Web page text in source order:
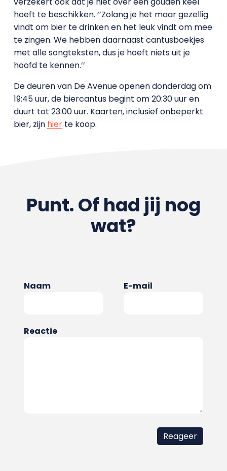
hoeft te beschikken. ‘’Zolang je het maar gezellig
vindt om bier te drinken en het leuk vindt om mee
te zingen. We hebben daarnaast cantusboekjes
met alle songteksten, dus je hoeft niets uit je
hoofd te kennen.’’
De deuren van De Avenue openen donderdag om
19:45 uur, de biercantus begint om 20:30 uur en
duurt tot 23:00 uur. Kaarten, inclusief onbeperkt
bier, zijn hierte koop.
Punt. Of had jij nog
wat?
Naam E-mail
Reactie